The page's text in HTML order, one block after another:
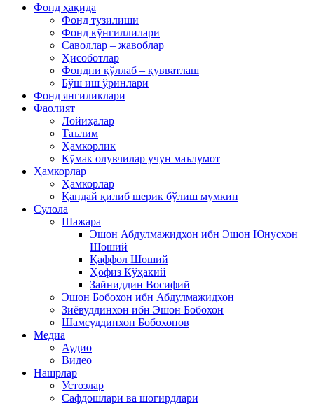
Фонд ҳақида
Фонд тузилиши
Фонд кўнгиллилари
Саволлар – жавоблар
Ҳисоботлар
Фондни қўллаб – қувватлаш
Бўш иш ўринлари
Фонд янгиликлари
Фаолият
Лойиҳалар
Таълим
Ҳамкорлик
Кўмак олувчилар учун маълумот
Ҳамкорлар
Ҳамкорлар
Қандай қилиб шерик бўлиш мумкин
Сулола
Шажара
Эшон Абдулмажидхон ибн Эшон Юнусхон
Шоший
Қаффол Шоший
Ҳофиз Кўҳакий
Зайниддин Восифий
Эшон Бобохон ибн Абдулмажидхон
Зиёвуддинхон ибн Эшон Бобохон
Шамсуддинхон Бобохонов
Медиа
Аудио
Видео
Нашрлар
Устозлар
Сафдошлари ва шогирдлари